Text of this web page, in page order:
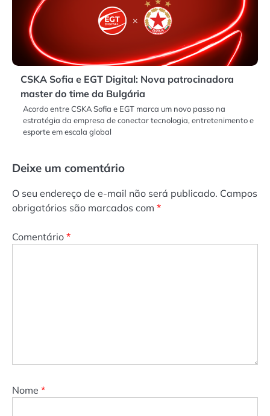
CSKA Sofia e EGT Digital: Nova patrocinadora
master do time da Bulgária
Acordo entre CSKA Sofia e EGT marca um novo passo na
estratégia da empresa de conectar tecnologia, entretenimento e
esporte em escala global
Deixe um comentário
O seu endereço de e-mail não será publicado. Campos
obrigatórios são marcados com *
Comentário *
Nome *